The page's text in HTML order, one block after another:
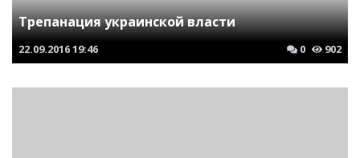
Трепанация украинской власти
22.09.201619:46 0 902